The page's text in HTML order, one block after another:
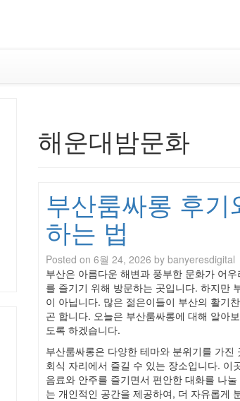
해운대밤문화
부산룸싸롱 후기
하는 법
Posted on 6월 24, 2026 by banyeresdigital
부산은 아름다운 해변과 풍부한 문화가 어
를 즐기기 위해 방문하는 곳입니다. 하지만
이 아닙니다. 많은 젊은이들이 부산의 활기
곤 합니다. 오늘은 부산룸싸롱에 대해 알아
도록 하겠습니다.
부산룸싸롱은 다양한 테마와 분위기를 가
회식 자리에서 즐길 수 있는 장소입니다. 이
음료와 안주를 즐기면서 편안한 대화를 나
는 개인적인 공간을 제공하여, 더 자유롭게